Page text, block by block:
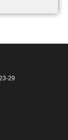
29